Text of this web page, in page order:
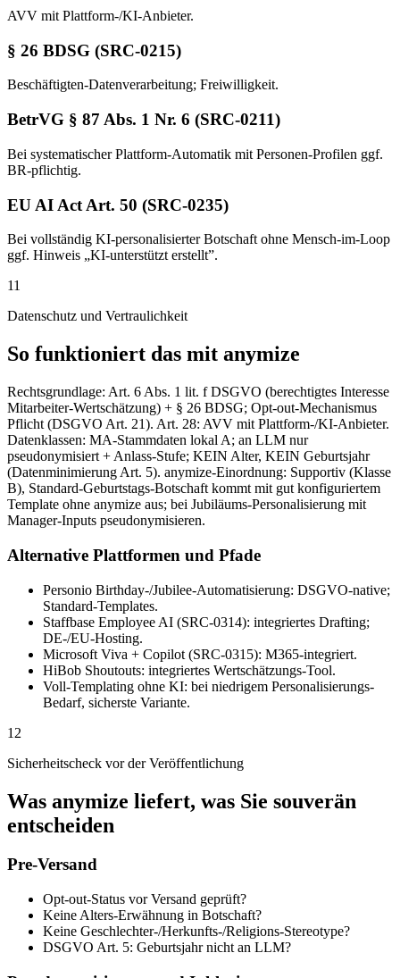
AVV mit Plattform-/KI-Anbieter.
§ 26 BDSG (SRC-0215)
Beschäftigten-Datenverarbeitung; Freiwilligkeit.
BetrVG § 87 Abs. 1 Nr. 6 (SRC-0211)
Bei systematischer Plattform-Automatik mit Personen-Profilen ggf.
BR-pflichtig.
EU AI Act Art. 50 (SRC-0235)
Bei vollständig KI-personalisierter Botschaft ohne Mensch-im-Loop
ggf. Hinweis „KI-unterstützt erstellt”.
11
Datenschutz und Vertraulichkeit
So funktioniert das mit anymize
Rechtsgrundlage: Art. 6 Abs. 1 lit. f DSGVO (berechtigtes Interesse
Mitarbeiter-Wertschätzung) + § 26 BDSG; Opt-out-Mechanismus
Pflicht (DSGVO Art. 21). Art. 28: AVV mit Plattform-/KI-Anbieter.
Datenklassen: MA-Stammdaten lokal A; an LLM nur
pseudonymisiert + Anlass-Stufe; KEIN Alter, KEIN Geburtsjahr
(Datenminimierung Art. 5). anymize-Einordnung: Supportiv (Klasse
B), Standard-Geburtstags-Botschaft kommt mit gut konfiguriertem
Template ohne anymize aus; bei Jubiläums-Personalisierung mit
Manager-Inputs pseudonymisieren.
Alternative Plattformen und Pfade
Personio Birthday-/Jubilee-Automatisierung: DSGVO-native;
Standard-Templates.
Staffbase Employee AI (SRC-0314): integriertes Drafting;
DE-/EU-Hosting.
Microsoft Viva + Copilot (SRC-0315): M365-integriert.
HiBob Shoutouts: integriertes Wertschätzungs-Tool.
Voll-Templating ohne KI: bei niedrigem Personalisierungs-
Bedarf, sicherste Variante.
12
Sicherheitscheck vor der Veröffentlichung
Was anymize liefert, was Sie souverän
entscheiden
Pre-Versand
Opt-out-Status vor Versand geprüft?
Keine Alters-Erwähnung in Botschaft?
Keine Geschlechter-/Herkunfts-/Religions-Stereotype?
DSGVO Art. 5: Geburtsjahr nicht an LLM?